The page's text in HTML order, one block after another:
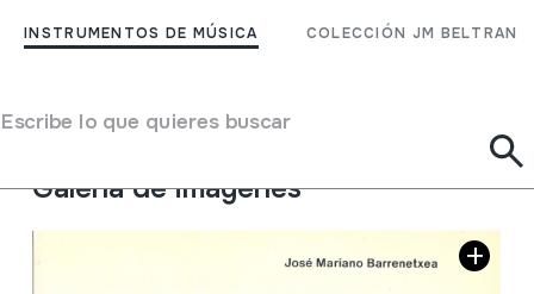
INSTRUMENTOS DE MÚSICA COLECCIÓN JM BELTRAN
Escribe lo que quieres buscar
Apuntes de txistu
Origen EUROPA-> EUSKAL HERRIA
Situación:
21.Txistulari
Galería de imágenes